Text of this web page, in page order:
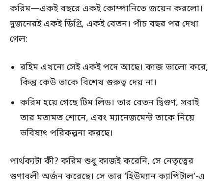
করিম—একই বছরে একই কোম্পানিতে জয়েন করলো।
দুজনেরই একই ডিগ্রি, একই বেতন। পাঁচ বছর পর দেখা
গেল:
রহিম এখনো সেই একই পদে আছে। কাজ ভালো করে,
কিন্তু কেউ তাকে বিশেষ গুরুত্ব দেয় না।
করিম হয়ে গেছে টিম লিড। তার বেতন দ্বিগুণ, সবাই
তার মতামত শোনে, এবং ম্যানেজমেন্ট তাকে নিয়ে
ভবিষ্যৎ পরিকল্পনা করছে।
পার্থক্যটা কী? করিম শুধু কাজই করেনি, সে নেতৃত্বের
গুণাবলী অর্জন করেছে। সে তার ‘হিউম্যান ক্যাপিটাল’-এ